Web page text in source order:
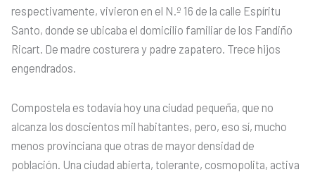
respectivamente, vivieron en el N.º 16 de la calle Espíritu
Santo, donde se ubicaba el domicilio familiar de los Fandiño
Ricart. De madre costurera y padre zapatero. Trece hijos
engendrados.
Compostela es todavía hoy una ciudad pequeña, que no
alcanza los doscientos mil habitantes, pero, eso sí, mucho
menos provinciana que otras de mayor densidad de
población. Una ciudad abierta, tolerante, cosmopolita, activa